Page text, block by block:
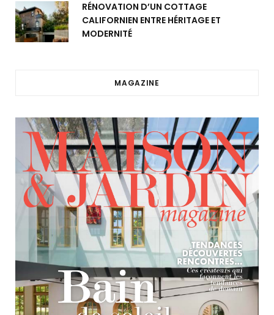
RÉNOVATION D’UN COTTAGE
CALIFORNIEN ENTRE HÉRITAGE ET
MODERNITÉ
MAGAZINE